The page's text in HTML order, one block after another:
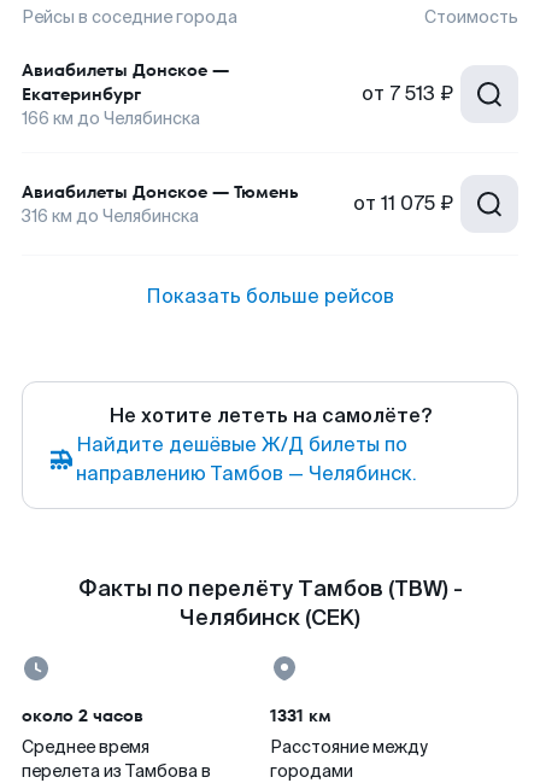
Рейсы в соседние города Стоимость
Авиабилеты Донское —
Екатеринбург
166 км до Челябинска
от 7 513 ₽
Авиабилеты Донское — Тюмень
316 км до Челябинска от 11 075 ₽
Показать больше рейсов
Не хотите лететь на самолёте?
Найдите дешёвые Ж/Д билеты по
направлению Тамбов — Челябинск.
Факты по перелёту Тамбов (TBW) -
Челябинск (CEK)
около 2 часов
Среднее время
перелета из Тамбова в
1331 км
Расстояние между
городами